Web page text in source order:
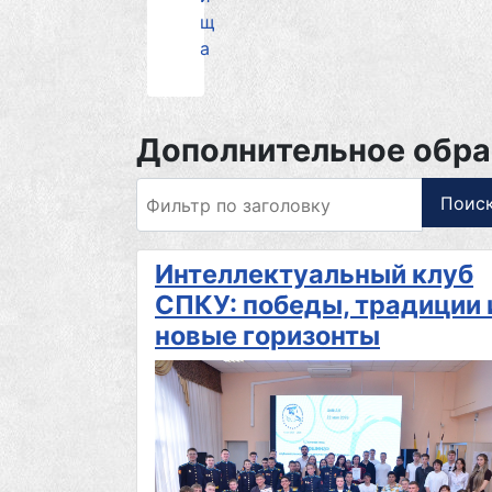
щ
а
Дополнительное
Интеллектуальный клуб
СПКУ: победы, традиции
новые горизонты